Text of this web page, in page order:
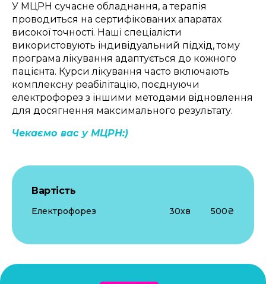
У МЦРН сучасне обладнання, а терапія
проводиться на сертифікованих апаратах
високої точності. Наші спеціалісти
використовують індивідуальний підхід, тому
програма лікування адаптується до кожного
пацієнта. Курси лікування часто включають
комплексну реабілітацію, поєднуючи
електрофорез з іншими методами відновлення
для досягнення максимального результату.
Чекаємо вас у МЦРН:)
Вартість
Електрофорез 30хв 500₴